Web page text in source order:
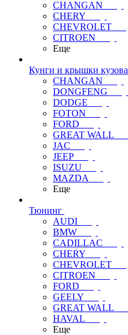
CHANGAN
CHERY
CHEVROLET
CITROEN
Еще
Кунги и крышки кузова
CHANGAN
DONGFENG
DODGE
FOTON
FORD
GREAT WALL
JAC
JEEP
ISUZU
MAZDA
Еще
Тюнинг
AUDI
BMW
CADILLAC
CHERY
CHEVROLET
CITROEN
FORD
GEELY
GREAT WALL
HAVAL
Еще